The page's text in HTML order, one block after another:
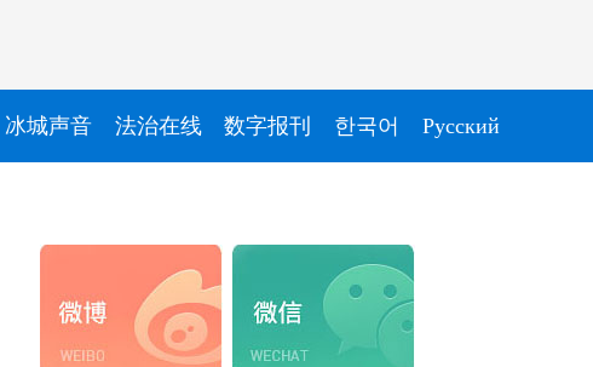
冰城声音 法治在线 数字报刊 한국어 Pусский